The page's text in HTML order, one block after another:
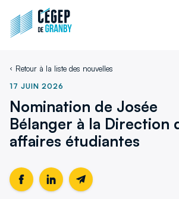
Aller au contenu
d'accueil
Retour à la liste des nouvelles
Nomination de Josée
Bélanger à la Direction
affaires étudiantes
17 JUIN 2026
Partager
Ce
Partager
Ce
Partager